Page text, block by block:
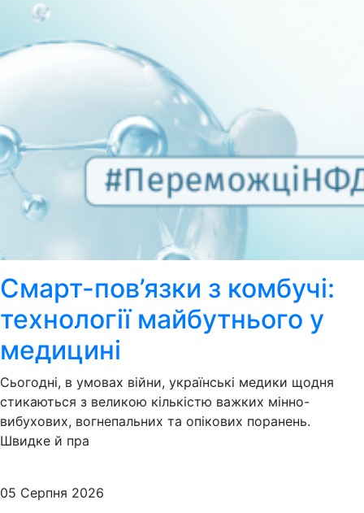
Смарт-пов’язки з комбучі:
технології майбутнього у
медицині
Сьогодні, в умовах війни, українські медики щодня
стикаються з великою кількістю важких мінно-
вибухових, вогнепальних та опікових поранень.
Швидке й пра
05 Серпня 2026